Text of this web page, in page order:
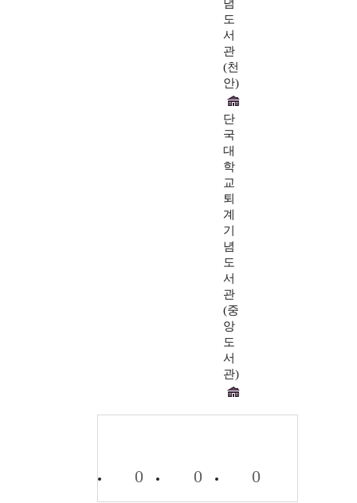
념
도
서
관
(천
안)
단
국
대
학
교
퇴
계
기
념
도
서
관
(중
앙
도
서
관)
0 0 0